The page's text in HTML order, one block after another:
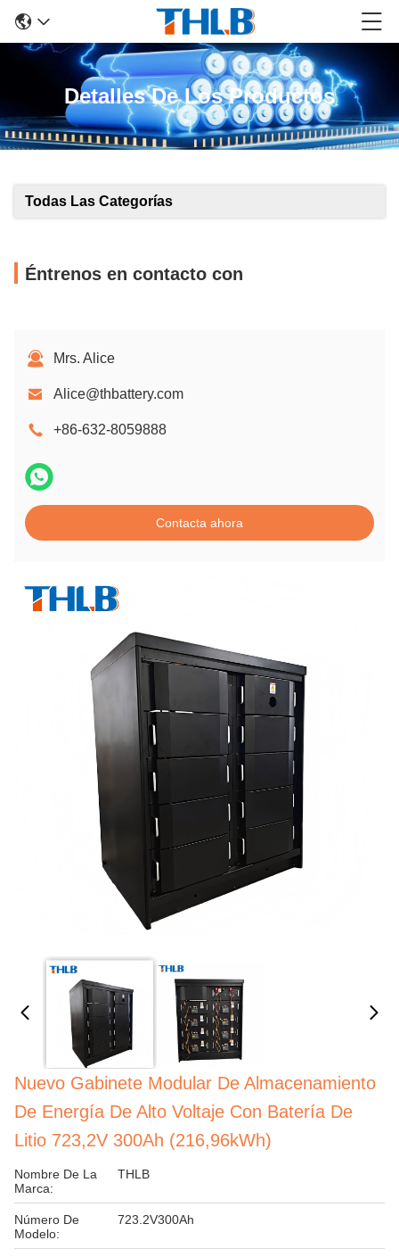
Detalles De Los Productos
Todas Las Categorías
Éntrenos en contacto con
Mrs. Alice
Alice@thbattery.com
+86-632-8059888
Contacta ahora
Nuevo Gabinete Modular De Almacenamiento
De Energía De Alto Voltaje Con Batería De
Litio 723,2V 300Ah (216,96kWh)
Nombre De La
Marca:
THLB
Número De
Modelo:
723.2V300Ah